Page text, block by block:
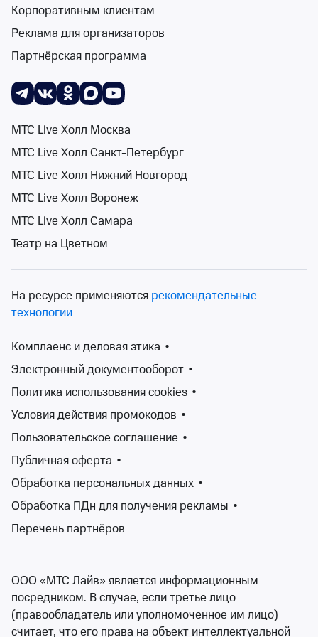
СпектаклиКонцерты
Классические концерты и постановки в
Архангельской области 8 апреля 2027 года
0 событий
8 апр 2027
К сожалению, мы ничего не нашли
Изменить фильтры
Сбросить фильтры
Обширная афиша Ticketland.ru порадует любителей
классической музыки, вокала, оперы и балета.
Жанр «Классика»представляет собой эталон
произведений, которые на протяжении веков
остаются востребованными и горячо любимы
публикой.
При этом к классике могут быть причислены не
только произведения созданные в эпоху классицизма,
но и современные произведения.
Одним из ярких представителей жанра является
Корпоративным клиентам
Реклама для организаторов
Партнёрская программа
МТС Live Холл Москва
МТС Live Холл Санкт-Петербург
МТС Live Холл Нижний Новгород
МТС Live Холл Воронеж
МТС Live Холл Самара
Театр на Цветном
На ресурсе применяются рекомендательные
технологии
Комплаенс и деловая этика •
Электронный документооборот •
Политика использования cookies •
Условия действия промокодов •
Пользовательское соглашение •
Публичная оферта •
Обработка персональных данных •
Обработка ПДн для получения рекламы •
Перечень партнёров
ООО «МТС Лайв» является информационным
посредником. В случае, если третье лицо
(правообладатель или уполномоченное им лицо)
считает, что его права на объект интеллектуальной